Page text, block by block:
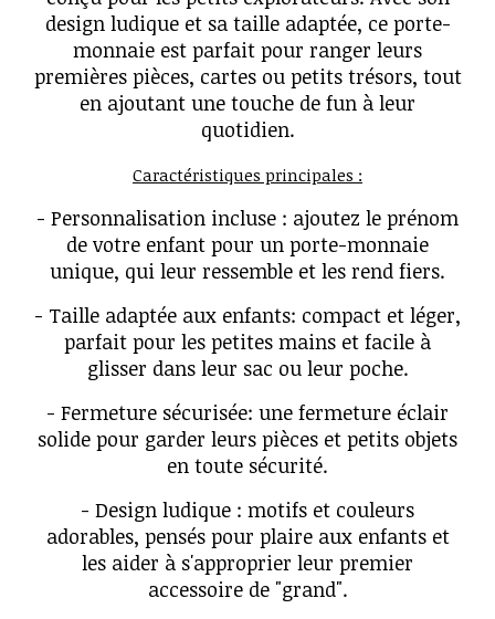
design ludique et sa taille adaptée, ce porte-
monnaie est parfait pour ranger leurs
premières pièces, cartes ou petits trésors, tout
en ajoutant une touche de fun à leur
quotidien.
Caractéristiques principales :
- Personnalisation incluse : ajoutez le prénom
de votre enfant pour un porte-monnaie
unique, qui leur ressemble et les rend fiers.
- Taille adaptée aux enfants: compact et léger,
parfait pour les petites mains et facile à
glisser dans leur sac ou leur poche.
- Fermeture sécurisée: une fermeture éclair
solide pour garder leurs pièces et petits objets
en toute sécurité.
- Design ludique : motifs et couleurs
adorables, pensés pour plaire aux enfants et
les aider à s'approprier leur premier
accessoire de "grand".